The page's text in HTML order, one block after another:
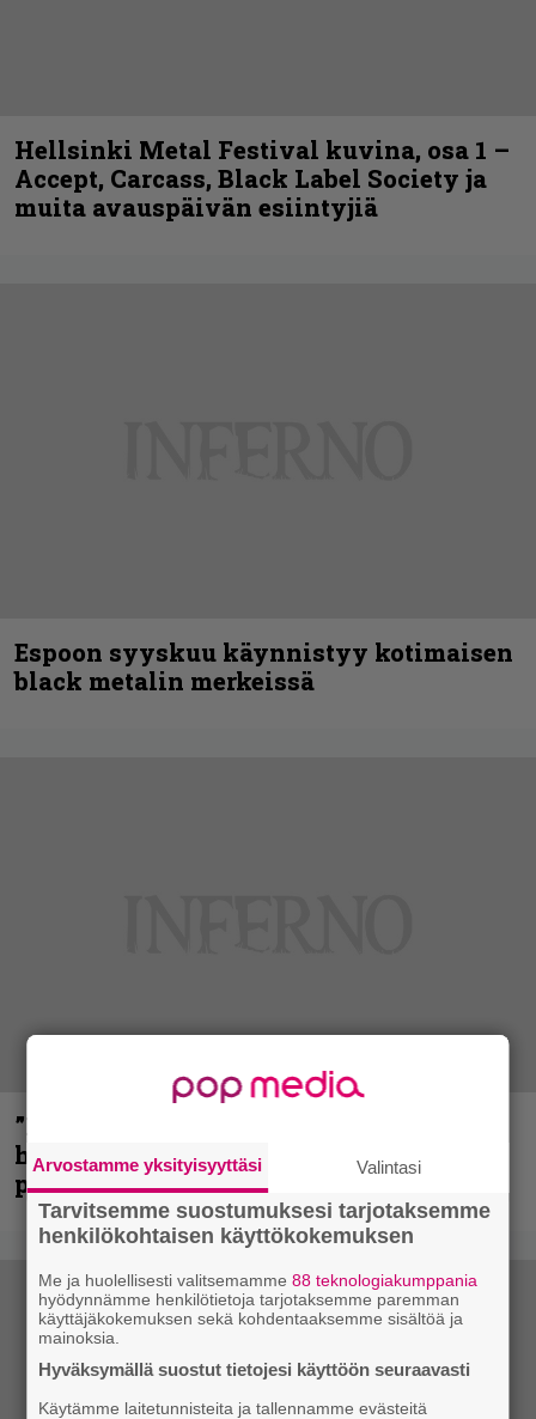
Hellsinki Metal Festival kuvina, osa 1 –
Accept, Carcass, Black Label Society ja
muita avauspäivän esiintyjiä
Espoon syyskuu käynnistyy kotimaisen
black metalin merkeissä
”Mitalini näyttää ihan plektralta” –
huippu-uimari jamittelee Megadethiä
palkinnollaan
Arvostamme yksityisyyttäsi Valintasi
Tarvitsemme suostumuksesi tarjotaksemme
henkilökohtaisen käyttökokemuksen
Me ja huolellisesti valitsemamme88 teknologiakumppania
hyödynnämme henkilötietoja tarjotaksemme paremman
käyttäjäkokemuksen sekä kohdentaaksemme sisältöä ja
mainoksia.
Hyväksymällä suostut tietojesi käyttöön seuraavasti
Käytämme laitetunnisteita ja tallennamme evästeitä